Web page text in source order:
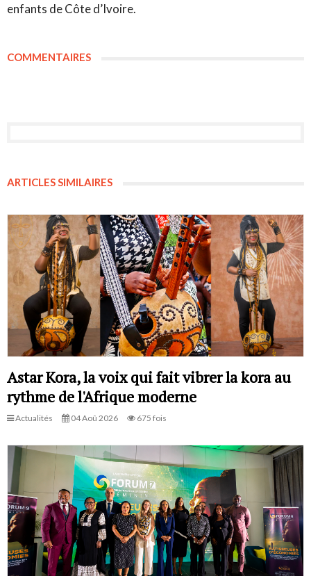
enfants de Côte d’Ivoire.
COMMENTAIRES
ARTICLES SIMILAIRES
Astar Kora, la voix qui fait vibrer la kora au
rythme de l'Afrique moderne
Actualités 04 Aoû 2026 675 fois